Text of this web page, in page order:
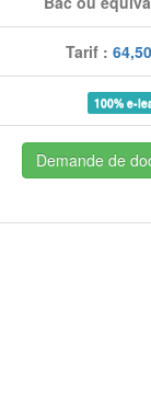
Tarif :
100% e-
Demande de